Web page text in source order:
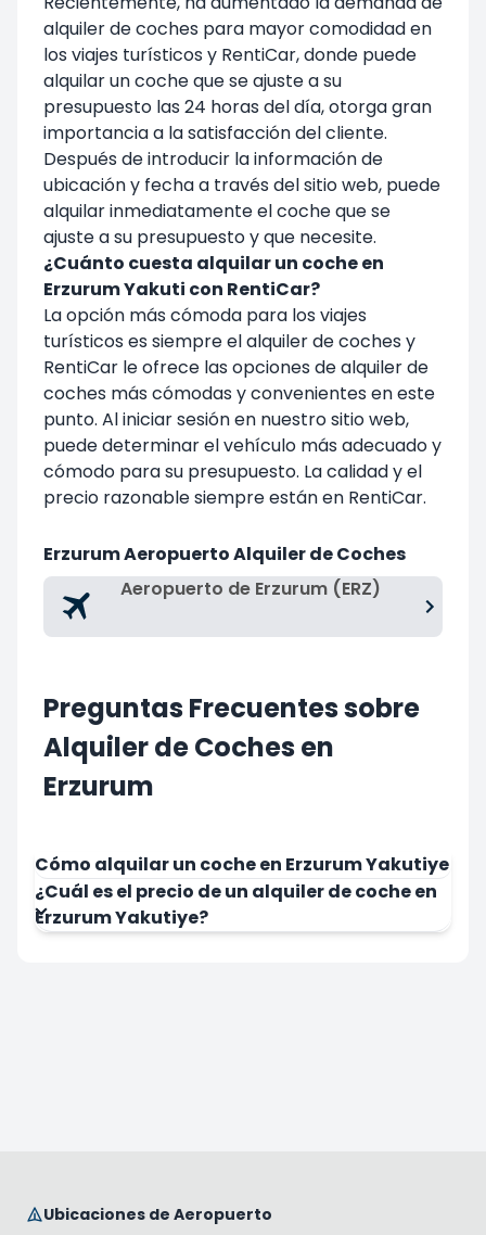
alquiler de coches para mayor comodidad en
los viajes turísticos y RentiCar, donde puede
alquilar un coche que se ajuste a su
presupuesto las 24 horas del día, otorga gran
importancia a la satisfacción del cliente.
Después de introducir la información de
ubicación y fecha a través del sitio web, puede
alquilar inmediatamente el coche que se
ajuste a su presupuesto y que necesite.
¿Cuánto cuesta alquilar un coche en
Erzurum Yakuti con RentiCar?
La opción más cómoda para los viajes
turísticos es siempre el alquiler de coches y
RentiCar le ofrece las opciones de alquiler de
coches más cómodas y convenientes en este
punto. Al iniciar sesión en nuestro sitio web,
puede determinar el vehículo más adecuado y
cómodo para su presupuesto. La calidad y el
precio razonable siempre están en RentiCar.
Erzurum Aeropuerto Alquiler de Coches
Aeropuerto de Erzurum (ERZ)
Preguntas Frecuentes sobre
Alquiler de Coches en
Erzurum
Cómo alquilar un coche en Erzurum Yakutiye
¿Cuál es el precio de un alquiler de coche en
Erzurum Yakutiye?
Ubicaciones de Aeropuerto